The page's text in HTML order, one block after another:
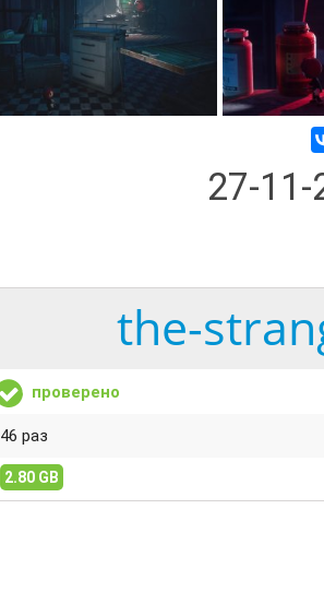
27-
the-
проверено
46 раз
2.80 GB